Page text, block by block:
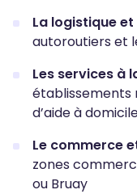
La logistique
autoroutiers et
Les services à
établissements
d’aide à
Le commerce
zones
ou Bruay